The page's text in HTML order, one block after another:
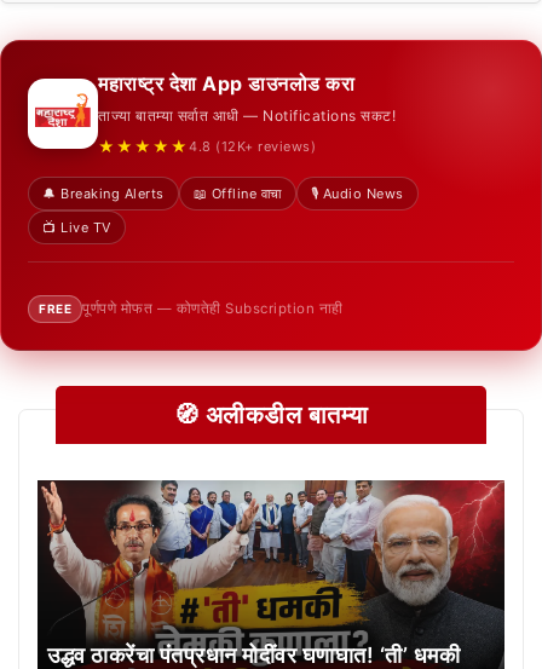
महाराष्ट्र देशा App डाउनलोड करा
ताज्या बातम्या सर्वात आधी — Notifications सकट!
★★★★★ 4.8 (12K+ reviews)
🔔 Breaking Alerts 📖 Offline वाचा
🎙️ Audio News
📺 Live TV
FREE पूर्णपणे मोफत — कोणतेही Subscription नाही
🧭 अलीकडील बातम्या
उद्धव ठाकरेंचा पंतप्रधान मोदींवर घणाघात! ‘ती’ धमकी